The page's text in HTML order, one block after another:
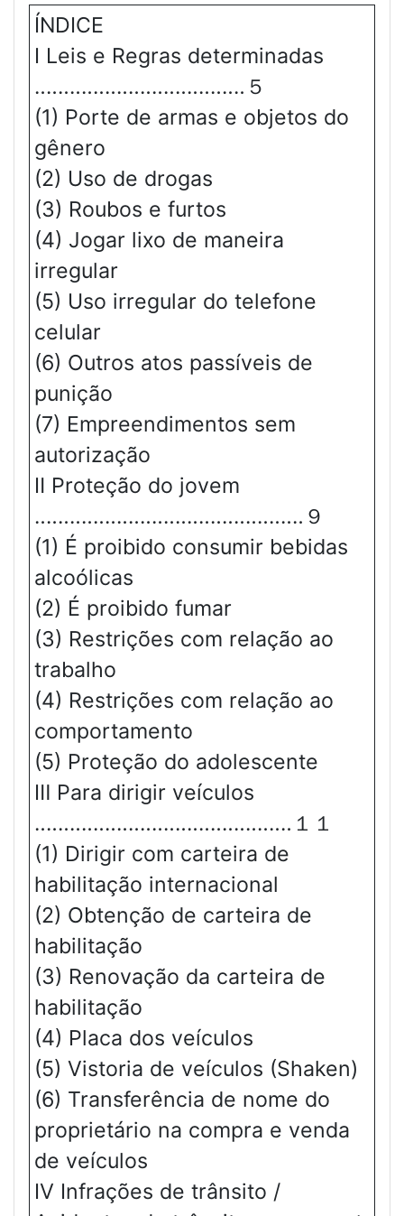
ÍNDICE
Ⅰ Leis e Regras determinadas
‥‥‥‥‥‥‥‥‥‥‥‥‥‥‥‥‥‥５
(1) Porte de armas e objetos do
gênero
(2) Uso de drogas
(3) Roubos e furtos
(4) Jogar lixo de maneira
irregular
(5) Uso irregular do telefone
celular
(6) Outros atos passíveis de
punição
(7) Empreendimentos sem
autorização
Ⅱ Proteção do jovem
‥‥‥‥‥‥‥‥‥‥‥‥‥‥‥‥‥‥‥‥‥‥‥９
(1) É proibido consumir bebidas
alcoólicas
(2) É proibido fumar
(3) Restrições com relação ao
trabalho
(4) Restrições com relação ao
comportamento
(5) Proteção do adolescente
Ⅲ Para dirigir veículos
‥‥‥‥‥‥‥‥‥‥‥‥‥‥‥‥‥‥‥‥‥‥１１
(1) Dirigir com carteira de
habilitação internacional
(2) Obtenção de carteira de
habilitação
(3) Renovação da carteira de
habilitação
(4) Placa dos veículos
(5) Vistoria de veículos (Shaken)
(6) Transferência de nome do
proprietário na compra e venda
de veículos
Ⅳ Infrações de trânsito /